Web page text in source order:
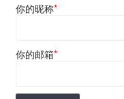
你的昵称*
你的邮箱*